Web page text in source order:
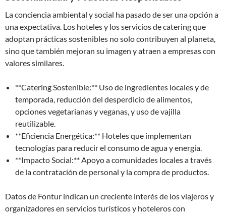
La conciencia ambiental y social ha pasado de ser una opción a
una expectativa. Los hoteles y los servicios de catering que
adoptan prácticas sostenibles no solo contribuyen al planeta,
sino que también mejoran su imagen y atraen a empresas con
valores similares.
**Catering Sostenible:** Uso de ingredientes locales y de
temporada, reducción del desperdicio de alimentos,
opciones vegetarianas y veganas, y uso de vajilla
reutilizable.
**Eficiencia Energética:** Hoteles que implementan
tecnologías para reducir el consumo de agua y energía.
**Impacto Social:** Apoyo a comunidades locales a través
de la contratación de personal y la compra de productos.
Datos de Fontur indican un creciente interés de los viajeros y
organizadores en servicios turísticos y hoteleros con